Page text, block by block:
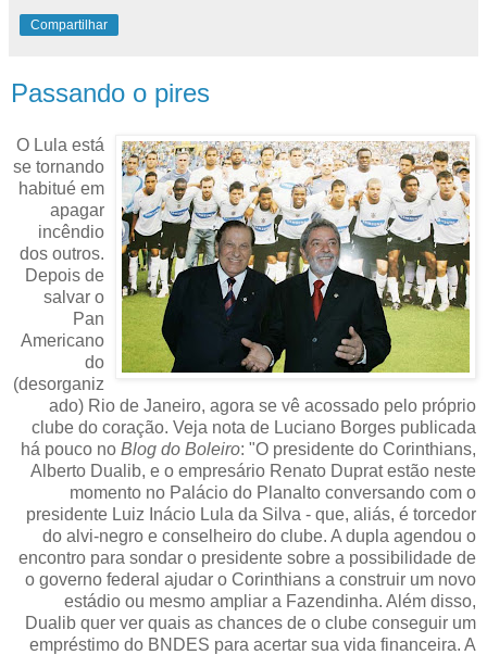
Compartilhar
Passando o pires
O Lula está
se tornando
habitué em
apagar
incêndio
dos outros.
Depois de
salvar o
Pan
Americano
do
(desorganiz
ado) Rio de Janeiro, agora se vê acossado pelo próprio
clube do coração. Veja nota de Luciano Borges publicada
há pouco no Blog do Boleiro: "O presidente do Corinthians,
Alberto Dualib, e o empresário Renato Duprat estão neste
momento no Palácio do Planalto conversando com o
presidente Luiz Inácio Lula da Silva - que, aliás, é torcedor
do alvi-negro e conselheiro do clube. A dupla agendou o
encontro para sondar o presidente sobre a possibilidade de
o governo federal ajudar o Corinthians a construir um novo
estádio ou mesmo ampliar a Fazendinha. Além disso,
Dualib quer ver quais as chances de o clube conseguir um
empréstimo do BNDES para acertar sua vida financeira. A